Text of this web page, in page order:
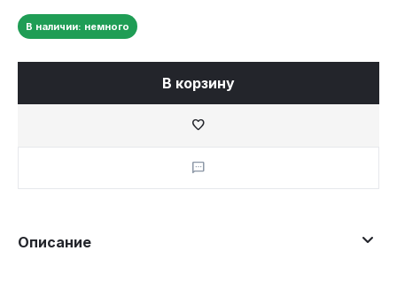
В наличии: немного
В корзину
Описание